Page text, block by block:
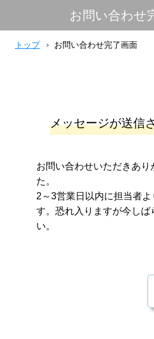
お問い合わせ
トップ お問い合わせ完了画面
メッセージが送信
お問い合わせいただきあり
た。
2～3営業日以内に担当者よ
す。恐れ入りますが今しば
い。